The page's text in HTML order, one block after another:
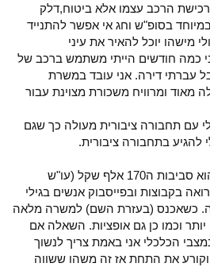
הרכב עצמו אלא ביטוח,דלק
בסופ"ש וחג אי אפשר להתנייד
מישהו יוכל להאיר את עיני
בן 26, עד לפני כמה חודשים הייתי משתמש ברכב של
עברתי דירה. אני עובד במשרת
מאוד ומרוויח משכורת מצוינת עבור
עם תחבורה ציבורית מעולה כך שגם
להגיע בתחבורה ציבורית.
ההון הכולל שלי נכון להיום הוא סביבות ה170 אלף שקל (עו"ש
בקבוצות ובפייסבוק אנשים בגילי
כשאכנס (בעזרת השם) למשרה מלאה
וכמו כן גם אופציות. השאלה אם
הכלכלי אני באמת צריך לנשוך
וקורע את התחת אז זה משהו ששווה